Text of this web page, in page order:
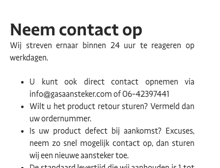
Neem contact op
Wij streven ernaar binnen 24 uur te reageren op
werkdagen.
U kunt ook direct contact opnemen via
info@gasaansteker.com of 06-42397441
Wilt u het product retour sturen? Vermeld dan
uw ordernummer.
Is uw product defect bij aankomst? Excuses,
neem zo snel mogelijk contact op, dan sturen
wij een nieuwe aansteker toe.